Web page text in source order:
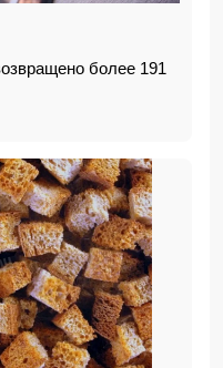
более 191